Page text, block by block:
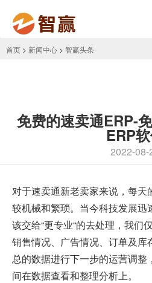
首页 > 新闻中心 > 智赢头条
免费的速卖通ERP-
ERP
2022-08-
对于速卖通新老卖家来说，每天
较机械和繁琐。当今科技发展迅
该交给“更专业“的去处理，我们
销售情况、广告情况、订单及库
总的数据进行下一步的运营调整
间在数据查看和整理分析上。